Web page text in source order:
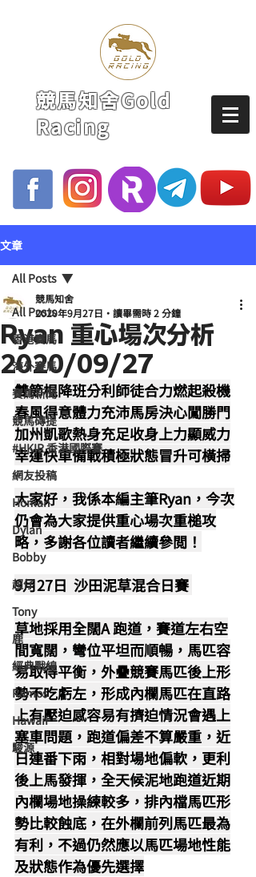
競馬知舍Gold
Racing
文章
All Posts
香港賽馬
海外賽馬
賽馬新聞
競馬磚提
#HKIR 香港國際賽
網友投稿
Homan
Dylan
Bobby
超仔
Tony
鹿
經典戰線
Ramos
Hawaii
駿源
All Posts
Ryan 重心場次分析
2020/09/27
競馬知舍
2020年9月27日
讀畢需時 2 分鐘
雙節棍降班分利師徒合力燃起殺機
春風得意體力充沛馬房決心闖勝門
加州凱歌熱身充足收身上力顯威力
幸運快車備戰積極狀態冒升可橫掃
大家好，我係本編主筆Ryan，今次
仍會為大家提供重心場次重槌攻
略，多謝各位讀者繼續參閲！
9月27日  沙田泥草混合日賽
草地採用全闊A 跑道，賽道左右空
間寬闊，彎位平坦而順暢，馬匹容
易取得平衡，外疊競賽馬匹後上形
勢不吃虧左，形成內欄馬匹在直路
上有壓迫感容易有擠迫情況會遇上
塞車問題，跑道偏差不算嚴重，近
日連番下雨，相對場地偏軟，更利
後上馬發揮，全天候泥地跑道近期
內欄場地操練較多，排內檔馬匹形
勢比較蝕底，在外欄前列馬匹最為
有利，不過仍然應以馬匹場地性能
及狀態作為優先選擇